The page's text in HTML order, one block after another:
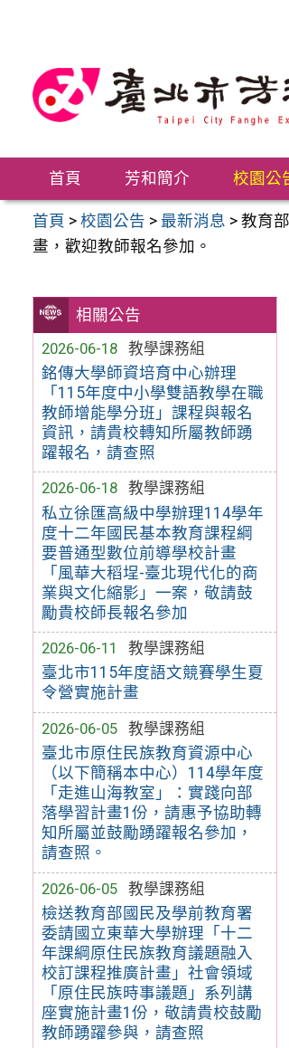
首頁 芳和簡介 校園公
首頁 >校園公告 > 最新消息 >教育
畫，歡迎教師報名參加。
相關公告
2026-06-18
教學課務組
銘傳大學師資培育中心辦理
「115年度中小學雙語教學在職
教師增能學分班」課程與報名
資訊，請貴校轉知所屬教師踴
躍報名，請查照
2026-06-18
教學課務組
私立徐匯高級中學辦理114學年
度十二年國民基本教育課程綱
要普通型數位前導學校計畫
「風華大稻埕-臺北現代化的商
業與文化縮影」一案，敬請鼓
勵貴校師長報名參加
2026-06-11
教學課務組
臺北市115年度語文競賽學生夏
令營實施計畫
2026-06-05
教學課務組
臺北市原住民族教育資源中心
（以下簡稱本中心）114學年度
「走進山海教室」：實踐向部
落學習計畫1份，請惠予協助轉
知所屬並鼓勵踴躍報名參加，
請查照。
2026-06-05
教學課務組
檢送教育部國民及學前教育署
委請國立東華大學辦理「十二
年課綱原住民族教育議題融入
校訂課程推廣計畫」社會領域
「原住民族時事議題」系列講
座實施計畫1份，敬請貴校鼓勵
教師踴躍參與，請查照